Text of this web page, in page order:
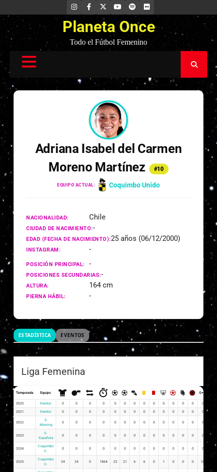
al
contenido
INSTAGRAM
FACEBOOK YOUTUBE
SPOTIFYFLICKR
Planeta Once
Todo el Fútbol Femenino
Adriana Isabel del Carmen
Moreno Martínez
#10
EQUIPO ACTUAL: Coquimbo Unido
NACIONALIDAD: Chile
CIUDAD DE NACIMIENTO:-
EDAD (FECHA DE NACIMIENTO):25 años (06/12/2000)
INSTAGRAM: -
POSICIÓN PRINCIPAL: -
POSICIONES SECUNDARIAS:-
ALTURA: 164 cm
PIERNA HÁBIL: -
ESTADÍSTICA EVENTOS
Liga Femenina
Temporada Equipo G+A
2020 Everton 0 0 0 0 0 0 0 0 0 0 0 0 0 0
2021 Everton 0 0 0 0 0 0 0 0 0 0 0 0 0 0
2022
S.
Morning
0 0 0 0 0 0 0 0 0 0 0 0 0 0
2023
U.
Española
0 0 0 0 0 0 0 0 0 0 0 0 0 0
2024
Coquimbo
U.
0 0 0 0 0 0 0 0 0 0 0 0 0 0
2025
Coquimbo
U.
24 24 0 1864 22 21 6 6 0 1 0 0 0 28